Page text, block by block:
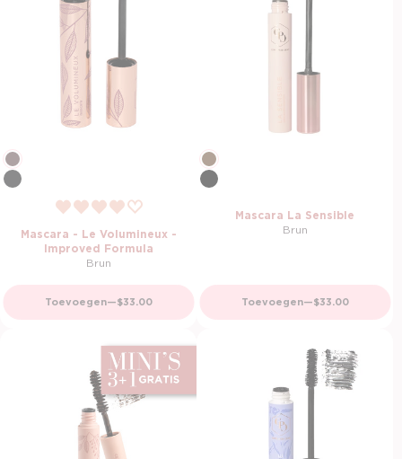
Mascara - Le Volumineux -
Improved Formula
Brun
Toevoegen—Normale prijs
$33.00
Mascara La Sensible
Brun
Toevoegen—Normale prijs
$33.00